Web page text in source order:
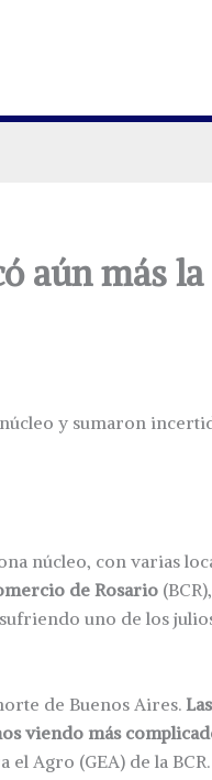
aún más la
y sumaron
núcleo, con varias
de Rosario
uno de los
de Buenos Aires. Las
viendo más
el Agro (GEA) de la BCR.